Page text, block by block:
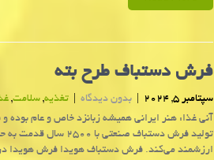
فرش دستباف طرح بته
سپتامبر 5, 2024 بدون دیدگاه تغذیه, سلامت,
آنی غذا: هنر ایرانی همیشه زبانزد خاص و عام بوده
تولید فرش دستباف
ارزشمند می‌کند. فرش دستباف هویدا فرش هویدا